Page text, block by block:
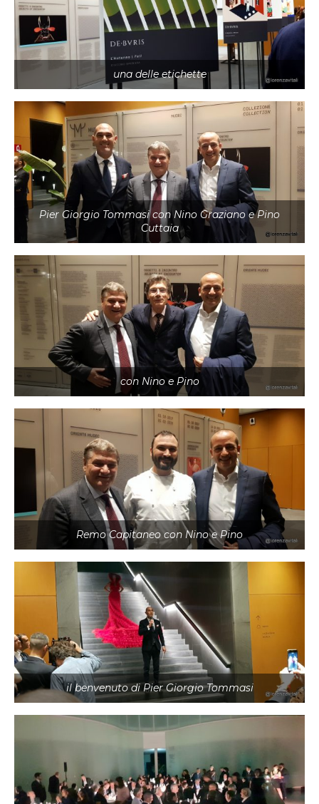
una delle etichette
Pier Giorgio Tommasi con Nino Graziano e Pino
Cuttaia
con Nino e Pino
Remo Capitaneo con Nino e Pino
il benvenuto di Pier Giorgio Tommasi